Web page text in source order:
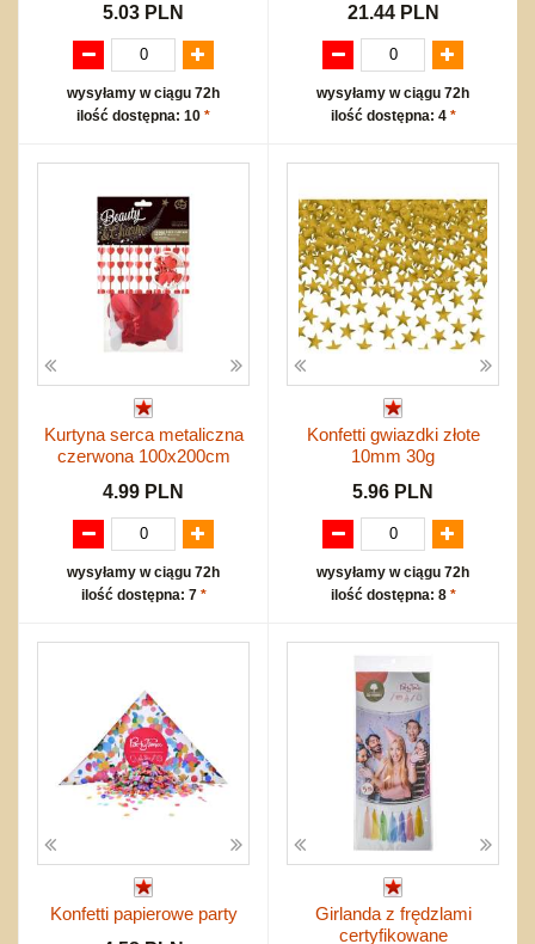
5.03 PLN
wysyłamy w ciągu 72h
ilość dostępna: 10 *
21.44 PLN
wysyłamy w ciągu 72h
ilość dostępna: 4 *
Kurtyna serca metaliczna
czerwona 100x200cm
4.99 PLN
wysyłamy w ciągu 72h
ilość dostępna: 7 *
Konfetti gwiazdki złote
10mm 30g
5.96 PLN
wysyłamy w ciągu 72h
ilość dostępna: 8 *
Konfetti papierowe party
Girlanda z frędzlami
certyfikowane